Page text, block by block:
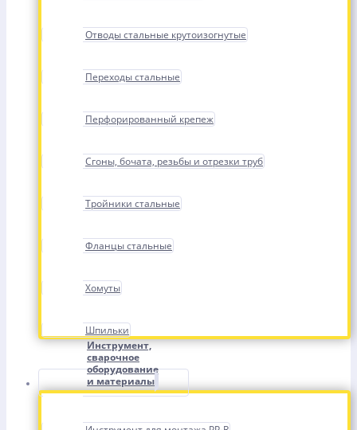
Отводы стальные крутоизогнутые
Переходы стальные
Перфорированный крепеж
Сгоны, бочата, резьбы и отрезки труб
Тройники стальные
Фланцы стальные
Хомуты
Шпильки
Инструмент,
сварочное
оборудование
и материалы